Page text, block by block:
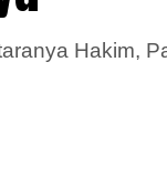
Hakim,